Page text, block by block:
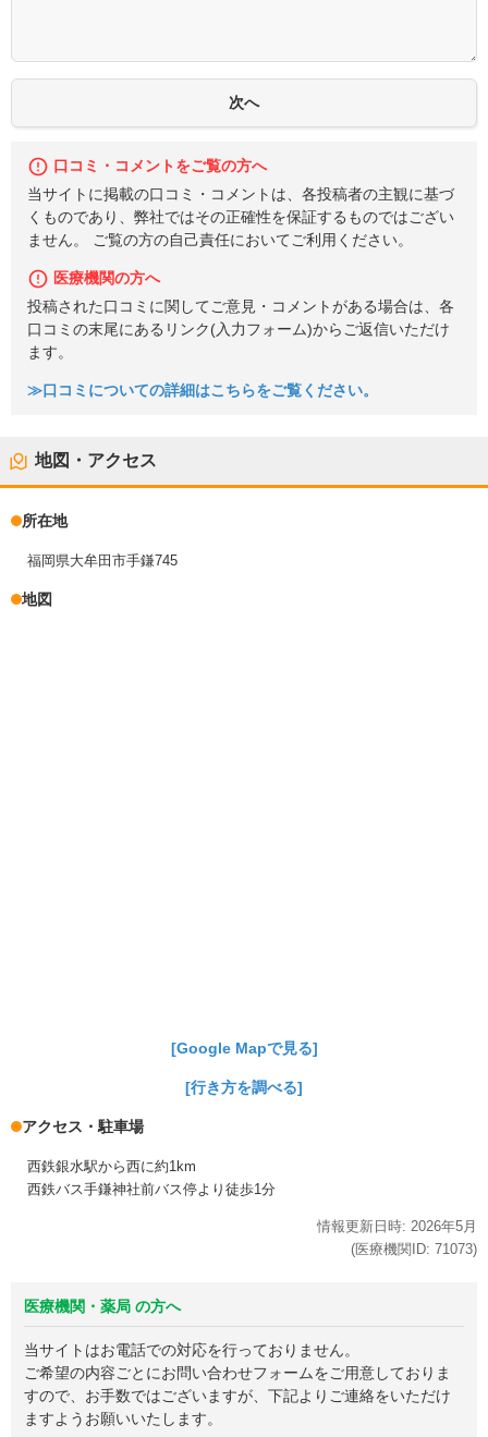
口コミ・コメントをご覧の方へ
当サイトに掲載の口コミ・コメントは、各投稿者の主観に基づ
くものであり、弊社ではその正確性を保証するものではござい
ません。 ご覧の方の自己責任においてご利用ください。
医療機関の方へ
投稿された口コミに関してご意見・コメントがある場合は、各
口コミの末尾にあるリンク(入力フォーム)からご返信いただけ
ます。
≫口コミについての詳細はこちらをご覧ください。
地図・アクセス
所在地
福岡県大牟田市手鎌745
地図
[Google Mapで見る]
[行き方を調べる]
アクセス・駐車場
西鉄銀水駅から西に約1km
西鉄バス手鎌神社前バス停より徒歩1分
情報更新日時: 2026年5月
(医療機関ID: 71073)
医療機関・薬局 の方へ
当サイトはお電話での対応を行っておりません。
ご希望の内容ごとにお問い合わせフォームをご用意しておりま
すので、お手数ではございますが、下記よりご連絡をいただけ
ますようお願いいたします。